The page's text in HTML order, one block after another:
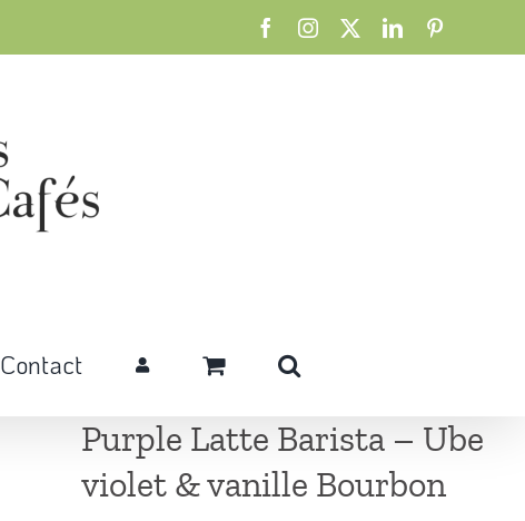
FacebookInstagram LinkedIn
Contact
Purple Latte Barista – Ube
violet & vanille Bourbon